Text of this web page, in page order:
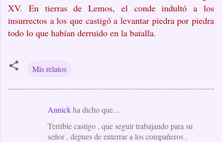
XV. En tierras de Lemos, el conde indultó a los
insurrectos a los que castigó a levantar piedra por piedra
todo lo que habían derruido en la batalla.
Mis relatos
Annickha dicho que…
Terrible castigo , que seguir trabajando para su
señor , depues de enterrar a los compañeros .